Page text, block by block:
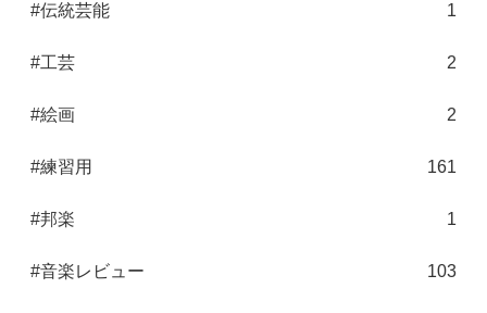
#伝統芸能 1
#工芸 2
#絵画 2
#練習用 161
#邦楽 1
#音楽レビュー 103